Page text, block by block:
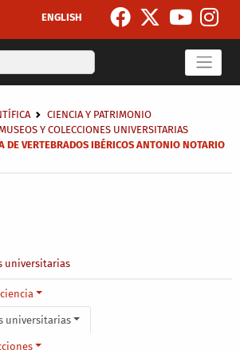
ENGLISH
Search
universitarias
de ayuda a la navegación
CIENCIA Y PATRIMONIO
MUSEOS Y COLECCIONES UNIVERSITARIAS
DE VERTEBRADOS IBÉRICOS ANTONIO NOTARIO
universitarias